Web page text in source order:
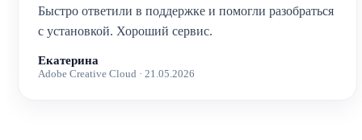
Быстро ответили в поддержке и помогли разобраться
с установкой. Хороший сервис.
Екатерина
Adobe Creative Cloud · 21.05.2026